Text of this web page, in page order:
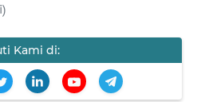
Kami di: